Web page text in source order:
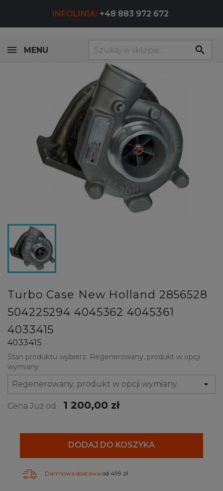
INFOLINIA: +48 883 972 672
search
MENU
Turbo Case New Holland 2856528
504225294 4045362 4045361
4033415
4033415
Stan produktu wybierz: Regenerowany, produkt w opcji
wymiany
Cena Już od 1 200,00 zł
DODAJ DO KOSZYKA
Darmowa dostawa od 499 zł